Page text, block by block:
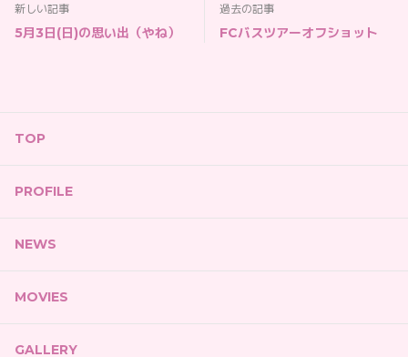
新しい記事
5月3日(日)の思い出（やね）
過去の記事
FCバスツアーオフショット
TOP
PROFILE
NEWS
MOVIES
GALLERY